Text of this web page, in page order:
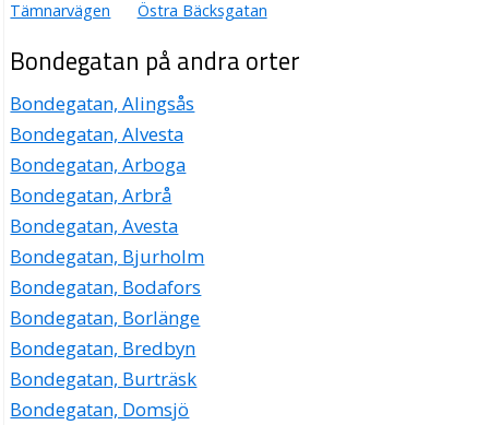
Tämnarvägen Östra Bäcksgatan
Bondegatan på andra orter
Bondegatan, Alingsås
Bondegatan, Alvesta
Bondegatan, Arboga
Bondegatan, Arbrå
Bondegatan, Avesta
Bondegatan, Bjurholm
Bondegatan, Bodafors
Bondegatan, Borlänge
Bondegatan, Bredbyn
Bondegatan, Burträsk
Bondegatan, Domsjö